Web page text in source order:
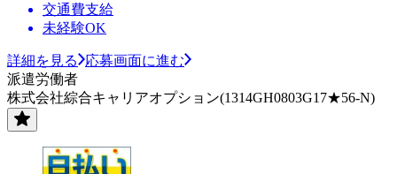
交通費支給
未経験OK
詳細を見る
応募画面に進む
派遣労働者
株式会社綜合キャリアオプション(1314GH0803G17★56-N)